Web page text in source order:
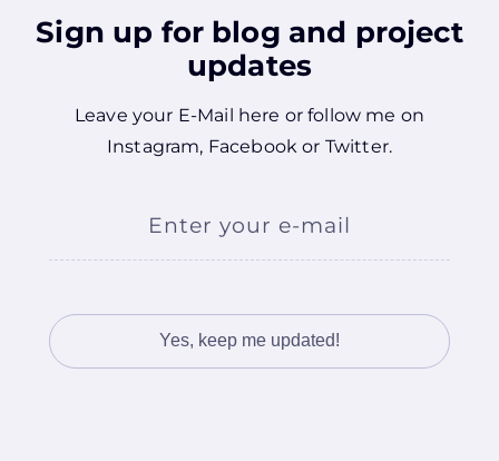
Sign up for blog and project
updates
Leave your E-Mail here or follow me on
Instagram, Facebook or Twitter.
Enter your e-mail